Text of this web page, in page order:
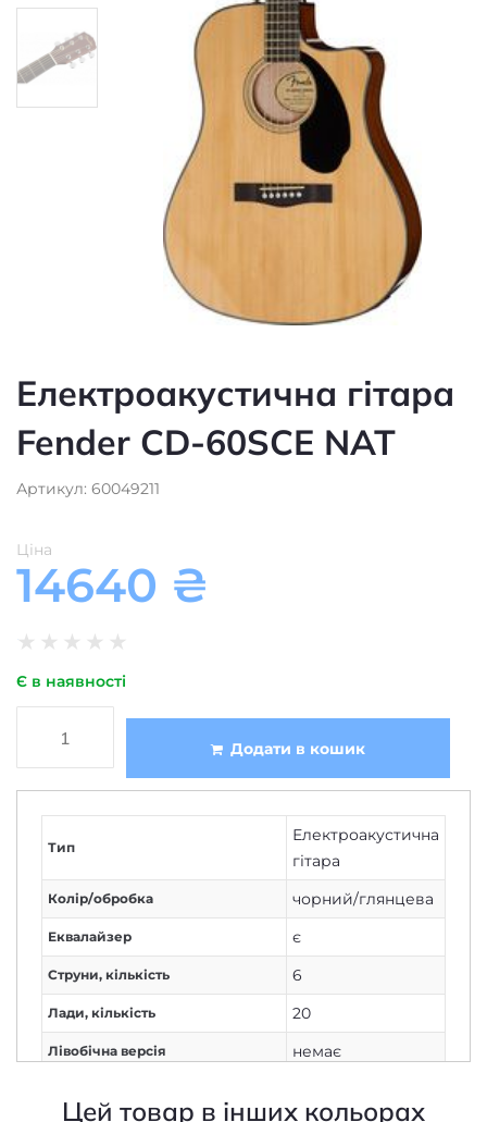
Електроакустична гітара
Fender CD-60SCE NAT
★ ★★★★
Є в наявності
Тип
Колір/обробка
Еквалайзер
6
Розмір гітари повнорозмірна
Форма корпусу
дредноут з
вирізом
Гриф махагони
Кілки/механіка литі
Мензура розмір, мм 643
Накладка грифа палісандр
Регулятори
Цей товар в інших кольорах